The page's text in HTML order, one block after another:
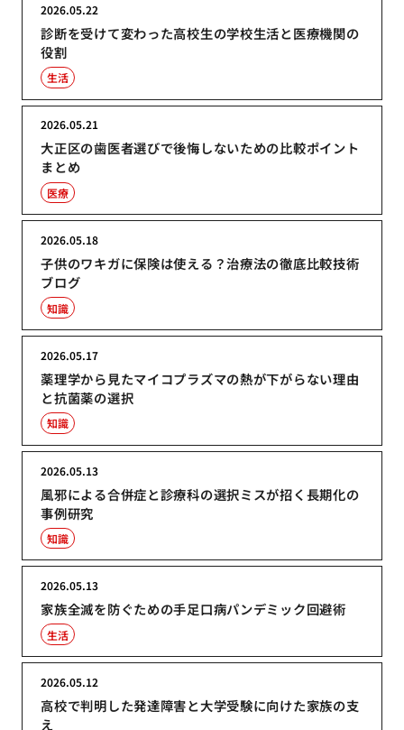
診断を受けて変わった高校生の学校生活と医療機関の
役割
2026.05.22
生活
大正区の歯医者選びで後悔しないための比較ポイント
まとめ
2026.05.21
医療
子供のワキガに保険は使える？治療法の徹底比較技術
ブログ
2026.05.18
知識
薬理学から見たマイコプラズマの熱が下がらない理由
と抗菌薬の選択
2026.05.17
知識
風邪による合併症と診療科の選択ミスが招く長期化の
事例研究
2026.05.13
知識
家族全滅を防ぐための手足口病パンデミック回避術
2026.05.13
生活
高校で判明した発達障害と大学受験に向けた家族の支
え
2026.05.12